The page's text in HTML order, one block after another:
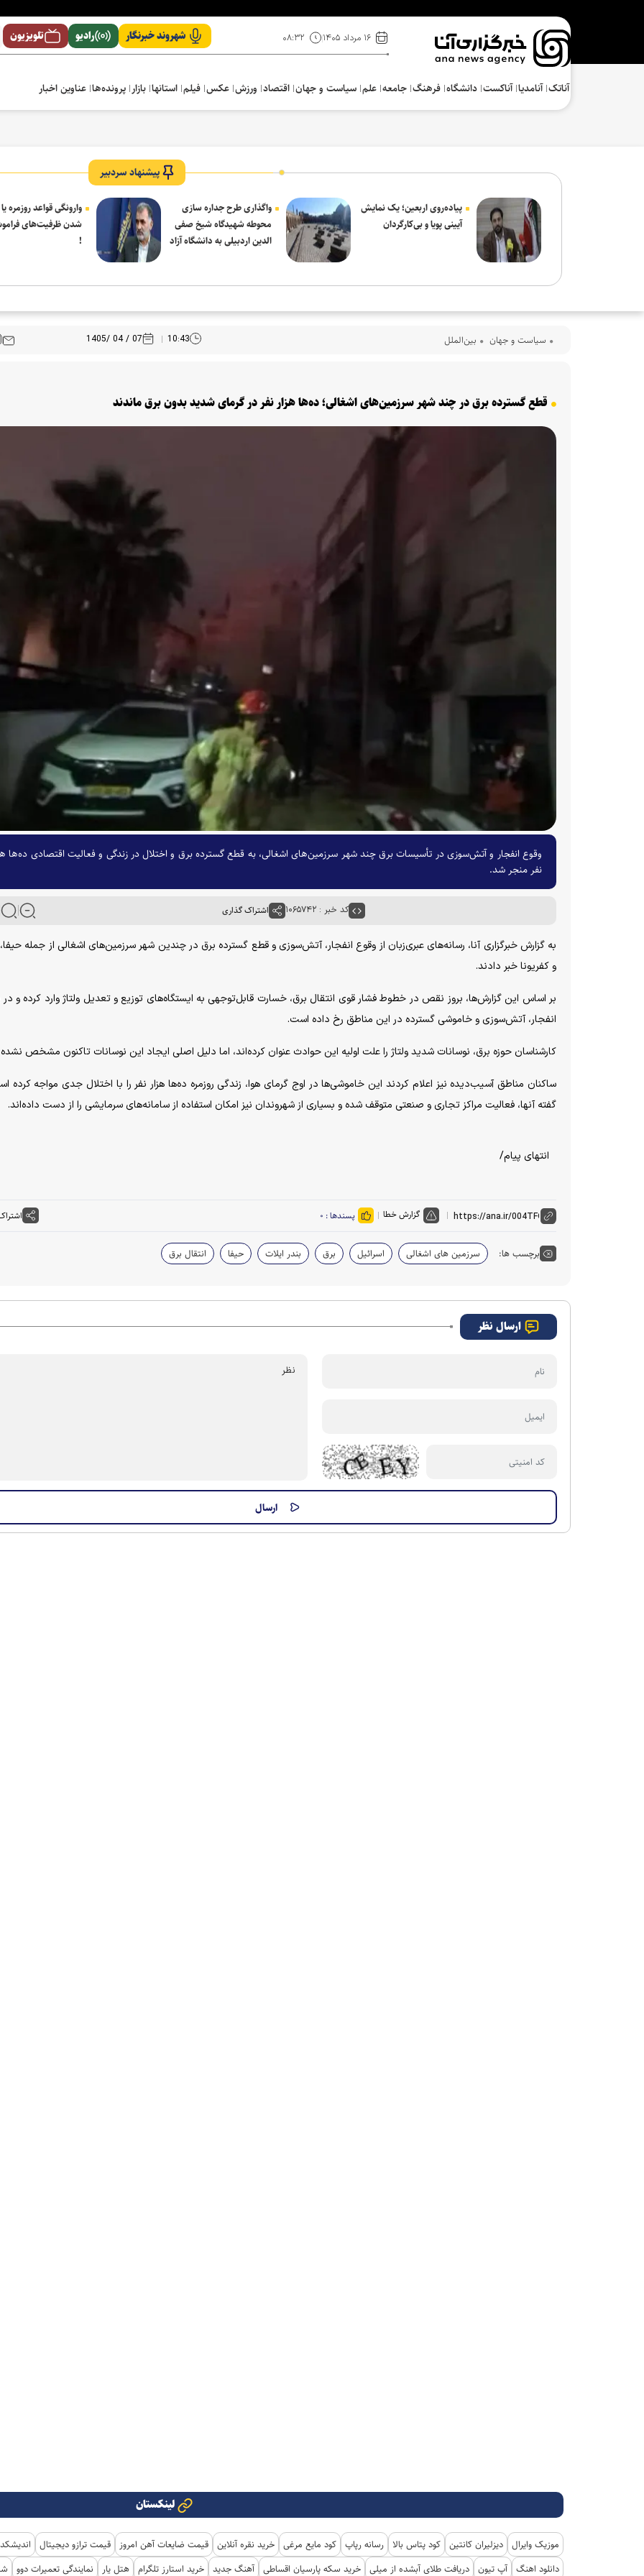
۱۶ مرداد ۱۴۰۵ ۰۸:۳۲ شهروند خبرنگار رادیو تلویزیون
آناتک آنامدیا آناکست دانشگاه فرهنگ‌ جامعه علم سیاست و جهان اقتصاد ورزش عکس فیلم استانها بازار پرونده‌ها عناوین اخبار
پیشنهاد سردبیر
پیاده‌روی اربعین؛ یک نمایش
آیینی پویا و بی‌کارگردان
واگذاری طرح جداره سازی
محوطه شهیدگاه شیخ صفی
الدین اردبیلی به دانشگاه آزاد
وارونگی قواعد روزمره
شدن ظرفیت‌های
!
سیاست و جهان بین‌الملل 10:43
07 / 04 /1405
قطع گسترده برق در چند شهر سرزمین‌های اشغالی؛ ده‌ها هزار نفر در گرمای شدید بدون برق ماندند
وقوع انفجار و آتش‌سوزی در تأسیسات برق چند شهر سرزمین‌های اشغالی، به قطع گسترده برق و اختلال در زندگی و فعالیت اقتصادی ده‌ها
نفر منجر شد.
کد خبر : ۱۰۶۵۷۴۲ اشتراک گذاری
به گزارش خبرگزاری آنا، رسانه‌های عبری‌زبان از وقوع انفجار، آتش‌سوزی و قطع گسترده برق در چندین شهر سرزمین‌های اشغالی از جمله
و کفریونا خبر دادند.
بر اساس این گزارش‌ها، بروز نقص در خطوط فشار قوی انتقال برق، خسارت قابل‌توجهی به ایستگاه‌های توزیع و تعدیل ولتاژ وارد کرده و
انفجار، آتش‌سوزی و خاموشی گسترده در این مناطق رخ داده است.
کارشناسان حوزه برق، نوسانات شدید ولتاژ را علت اولیه این حوادث عنوان کرده‌اند، اما دلیل اصلی ایجاد این نوسانات تاکنون مشخص
ساکنان مناطق آسیب‌دیده نیز اعلام کردند این خاموشی‌ها در اوج گرمای هوا، زندگی روزمره ده‌ها هزار نفر را با اختلال جدی مواجه کرده
گفته آنها، فعالیت مراکز تجاری و صنعتی متوقف شده و بسیاری از شهروندان نیز امکان استفاده از سامانه‌های سرمایشی را از دست داده‌اند.
انتهای پیام/
گزارش خطا پسندها : ۰
برچسب ها: سرزمین های اشغالی اسرائیل برق بندر ایلات حیفا انتقال برق
ارسال نظر
لینکستان
موزیک وایرال دیزلیران کانتین کود پتاس بالا رسانه رپاپ کود مایع مرغی خرید نقره آنلاین قیمت ضایعات آهن امروز قیمت ترازو دیجیتال
دانلود اهنگ آپ تیون دریافت طلای آبشده از میلی خرید سکه پارسیان اقساطی آهنگ جدید خرید استارز تلگرام هتل یار نمایندگی تعمیرات دوو